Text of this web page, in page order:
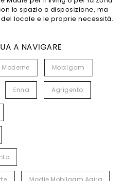
lo spazio a disposizione, ma
locale e le proprie necessità.
A NAVIGARE
Moderne Mobilgam
Enna Agrigento
Madie Mobilgam Agira